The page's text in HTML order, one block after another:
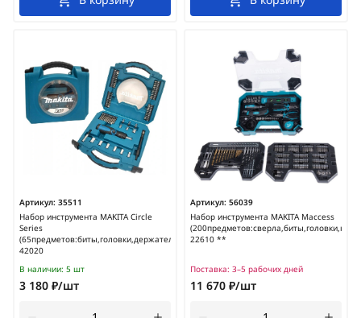
Артикул: 35511
Набор инструмента MAKITA Circle
Series
(65предметов:биты,головки,держатели,отвертка,кейс)/D-
42020
В наличии: 5 шт
3 180 ₽/шт
Артикул: 56039
Набор инструмента MAKITA Maccess
22610 **
Поставка: 3–5 рабочих дней
11 670 ₽/шт